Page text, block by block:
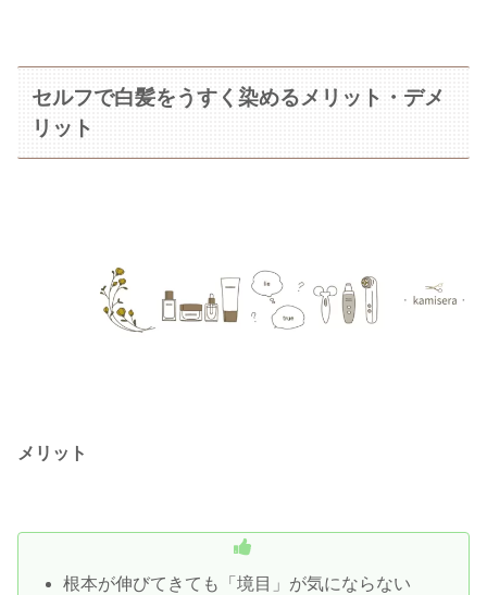
セルフで白髪をうすく染めるメリット・デメ
リット
メリット
根本が伸びてきても「境目」が気にならない